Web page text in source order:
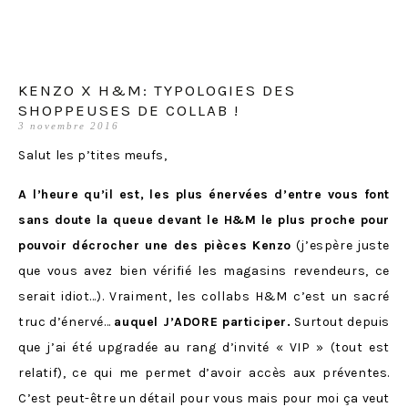
KENZO X H&M: TYPOLOGIES DES
SHOPPEUSES DE COLLAB !
3 novembre 2016
Salut les p’tites meufs,
A l’heure qu’il est, les plus énervées d’entre vous font
sans doute la queue devant le H&M le plus proche pour
pouvoir décrocher une des pièces Kenzo (j’espère juste
que vous avez bien vérifié les magasins revendeurs, ce
serait idiot…). Vraiment, les collabs H&M c’est un sacré
truc d’énervé… auquel J’ADORE participer. Surtout depuis
que j’ai été upgradée au rang d’invité « VIP » (tout est
relatif), ce qui me permet d’avoir accès aux préventes.
C’est peut-être un détail pour vous mais pour moi ça veut